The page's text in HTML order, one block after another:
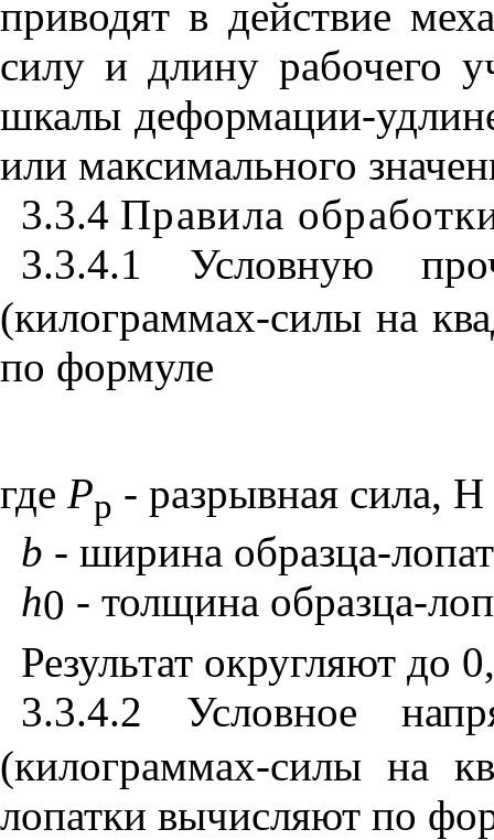
приводят в действие
силу и длину рабочего
шкалы деформации-
или максимального
3.3.4 Правила
3.3.4.1 Условную
(килограммах-силы на
по формуле
где Рр - разрывная сила, Н
b - ширина образца-
h0 - толщина образца-
Результат округляют до
3.3.4.2 Условное
(килограммах-силы на
лопатки вычисляют по